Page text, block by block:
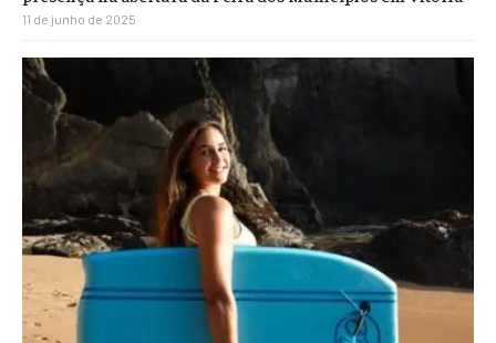
11 de junho de 2025